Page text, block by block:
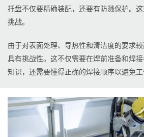
托盘不仅要精确装配，还要有防溅保护。
挑战。
由于对表面处理、导热性和清洁度的要求
具有挑战性。这不仅需要在焊前准备和焊
知识，还需要懂得正确的焊接顺序以避免工